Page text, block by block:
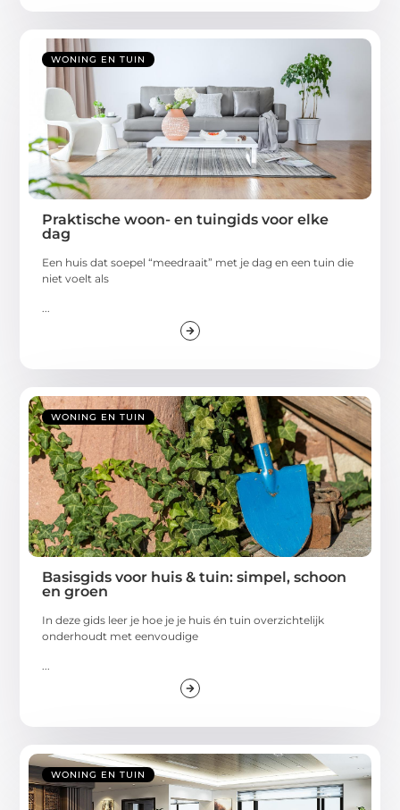
WONING EN TUIN
Praktische woon- en tuingids voor elke
dag
Een huis dat soepel “meedraait” met je dag en een tuin die
niet voelt als
WONING EN TUIN
Basisgids voor huis & tuin: simpel, schoon
en groen
In deze gids leer je hoe je je huis én tuin overzichtelijk
onderhoudt met eenvoudige
WONING EN TUIN